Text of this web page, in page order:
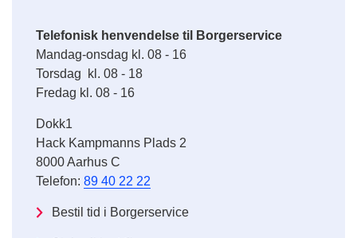
Telefonisk henvendelse til Borgerservice
Mandag-onsdag kl. 08 - 16
Torsdag kl. 08 - 18
Fredag kl. 08 - 16
Dokk1
Hack Kampmanns Plads 2
8000 Aarhus C
Telefon: 89 40 22 22
Bestil tid i Borgerservice